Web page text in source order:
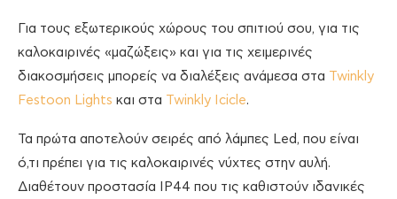
Για τους εξωτερικούς χώρους του σπιτιού σου, για τις
καλοκαιρινές «μαζώξεις» και για τις χειμερινές
διακοσμήσεις μπορείς να διαλέξεις ανάμεσα στα
Twinkly
Festoon Lights και στα Twinkly Icicle.
Τα πρώτα αποτελούν σειρές από λάμπες Led, που είναι
ό,τι πρέπει για τις καλοκαιρινές νύχτες στην αυλή.
Διαθέτουν προστασία IP44 που τις καθιστούν ιδανικές